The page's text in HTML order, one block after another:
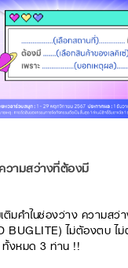
วามสว่างที่ต้องมี
ติมคำในช่องว่าง ความสว่
BUGLITE) ไม่ต้องตบ ไ
งหมด 3 ท่าน !!